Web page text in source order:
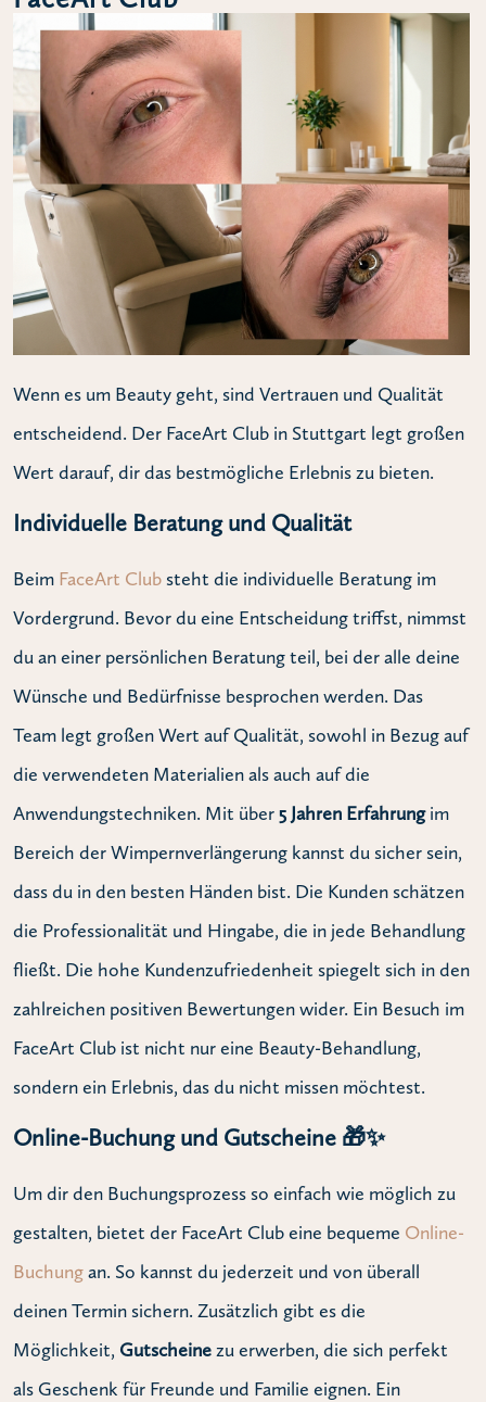
Wenn es um Beauty geht, sind Vertrauen und Qualität
entscheidend. Der FaceArt Club in Stuttgart legt großen
Wert darauf, dir das bestmögliche Erlebnis zu bieten.
Individuelle Beratung und Qualität
Beim FaceArt Club steht die individuelle Beratung im
Vordergrund. Bevor du eine Entscheidung triffst, nimmst
du an einer persönlichen Beratung teil, bei der alle deine
Wünsche und Bedürfnisse besprochen werden. Das
Team legt großen Wert auf Qualität, sowohl in Bezug auf
die verwendeten Materialien als auch auf die
Anwendungstechniken. Mit über5 Jahren Erfahrungim
Bereich der Wimpernverlängerung kannst du sicher sein,
dass du in den besten Händen bist. Die Kunden schätzen
die Professionalität und Hingabe, die in jede Behandlung
fließt. Die hohe Kundenzufriedenheit spiegelt sich in den
zahlreichen positiven Bewertungen wider. Ein Besuch im
FaceArt Club ist nicht nur eine Beauty-Behandlung,
sondern ein Erlebnis, das du nicht missen möchtest.
Online-Buchung und Gutscheine 🎁✨
Um dir den Buchungsprozess so einfach wie möglich zu
gestalten, bietet der FaceArt Club eine bequeme Online-
Buchungan. So kannst du jederzeit und von überall
deinen Termin sichern. Zusätzlich gibt es die
Möglichkeit, Gutscheinezu erwerben, die sich perfekt
als Geschenk für Freunde und Familie eignen. Ein